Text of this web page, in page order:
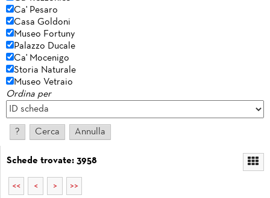
Ca' Pesaro
Casa Goldoni
Museo Fortuny
Palazzo Ducale
Ca' Mocenigo
Storia Naturale
Museo Vetraio
Ordina per
Schede trovate: 3958
<< < > >>